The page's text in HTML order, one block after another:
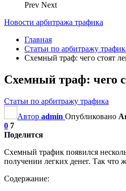
Prev Next
Новости арбитража трафика
Главная
Статьи по арбитражу
Схемный траф: чего стоят
Схемный траф: чего
Статьи по арбитражу трафика
Автор admin Опубликовано
0 7
Поделится
Схемный трафик появился
получении легких денег. Так что
Содержание: